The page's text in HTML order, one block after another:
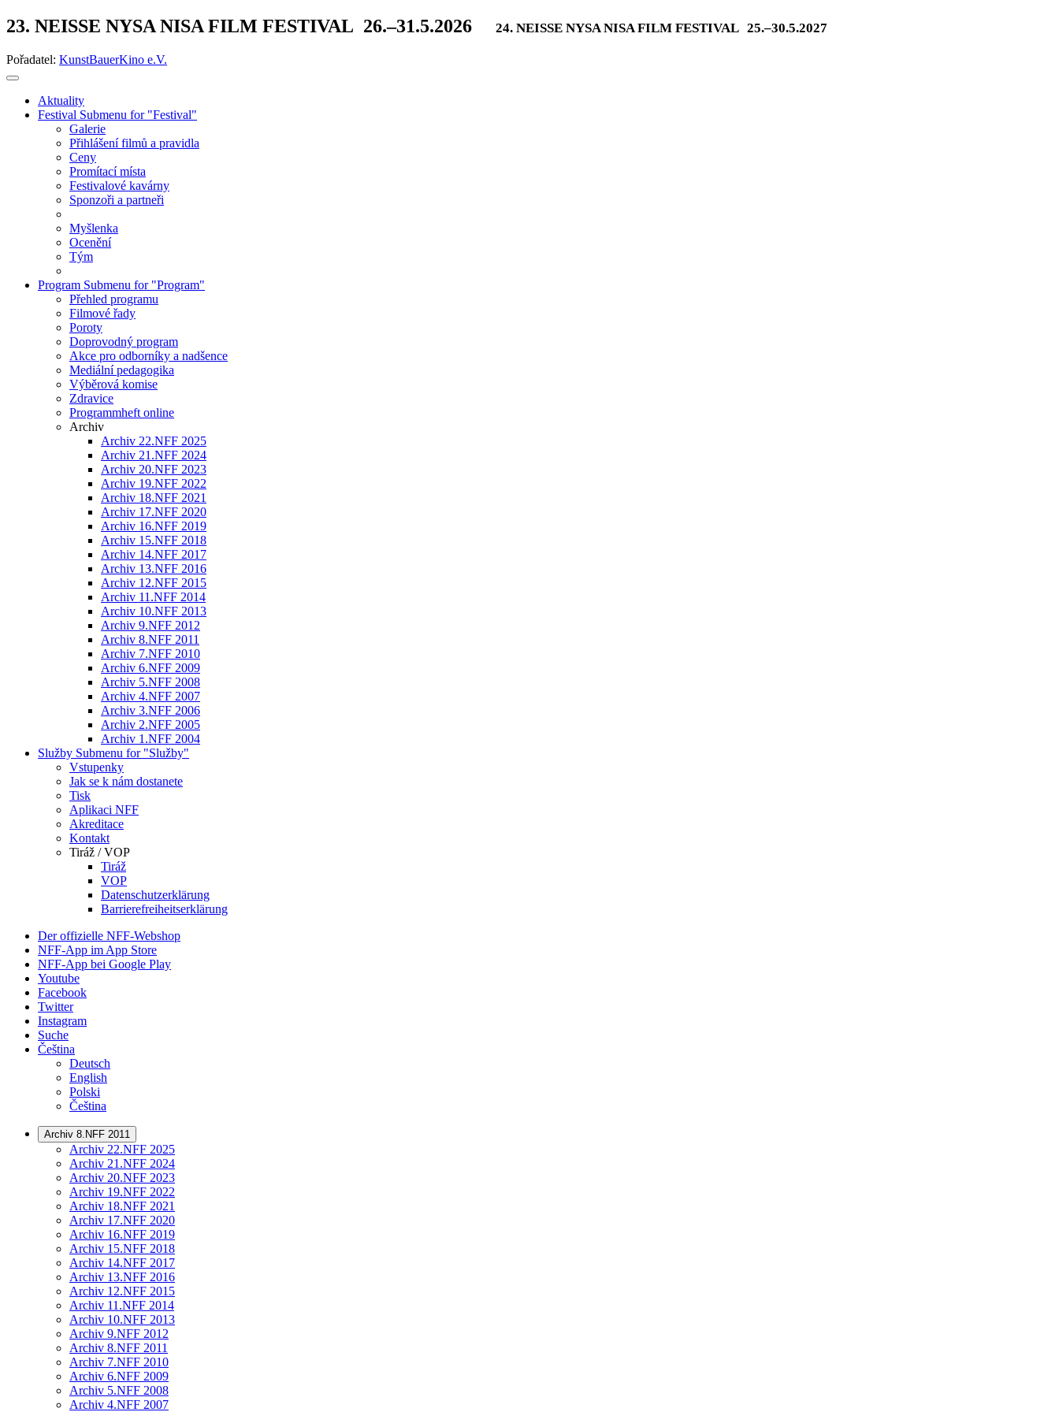
23. NEISSE NYSA NISA FILM FESTIVAL 26.–31.5.2026 24. NEISSE NYSA NISA FILM FESTIVAL 25.–30.5.2027
Pořadatel: KunstBauerKino e.V.
Aktuality
Festival Submenu for "Festival"
Galerie
Přihlášení filmů a pravidla
Ceny
Promítací místa
Festivalové kavárny
Sponzoři a partneři
Myšlenka
Ocenění
Tým
Program Submenu for "Program"
Přehled programu
Filmové řady
Poroty
Doprovodný program
Akce pro odborníky a nadšence
Mediální pedagogika
Výběrová komise
Zdravice
Programmheft online
Archiv
Archiv 22.NFF 2025
Archiv 21.NFF 2024
Archiv 20.NFF 2023
Archiv 19.NFF 2022
Archiv 18.NFF 2021
Archiv 17.NFF 2020
Archiv 16.NFF 2019
Archiv 15.NFF 2018
Archiv 14.NFF 2017
Archiv 13.NFF 2016
Archiv 12.NFF 2015
Archiv 11.NFF 2014
Archiv 10.NFF 2013
Archiv 9.NFF 2012
Archiv 8.NFF 2011
Archiv 7.NFF 2010
Archiv 6.NFF 2009
Archiv 5.NFF 2008
Archiv 4.NFF 2007
Archiv 3.NFF 2006
Archiv 2.NFF 2005
Archiv 1.NFF 2004
Služby Submenu for "Služby"
Vstupenky
Jak se k nám dostanete
Tisk
Aplikaci NFF
Akreditace
Kontakt
Tiráž / VOP
Tiráž
VOP
Datenschutzerklärung
Barrierefreiheitserklärung
Der offizielle NFF-Webshop
NFF-App im App Store
NFF-App bei Google Play
Youtube
Facebook
Twitter
Instagram
Suche
Čeština
Deutsch
English
Polski
Čeština
Archiv 8.NFF 2011
Archiv 22.NFF 2025
Archiv 21.NFF 2024
Archiv 20.NFF 2023
Archiv 19.NFF 2022
Archiv 18.NFF 2021
Archiv 17.NFF 2020
Archiv 16.NFF 2019
Archiv 15.NFF 2018
Archiv 14.NFF 2017
Archiv 13.NFF 2016
Archiv 12.NFF 2015
Archiv 11.NFF 2014
Archiv 10.NFF 2013
Archiv 9.NFF 2012
Archiv 8.NFF 2011
Archiv 7.NFF 2010
Archiv 6.NFF 2009
Archiv 5.NFF 2008
Archiv 4.NFF 2007